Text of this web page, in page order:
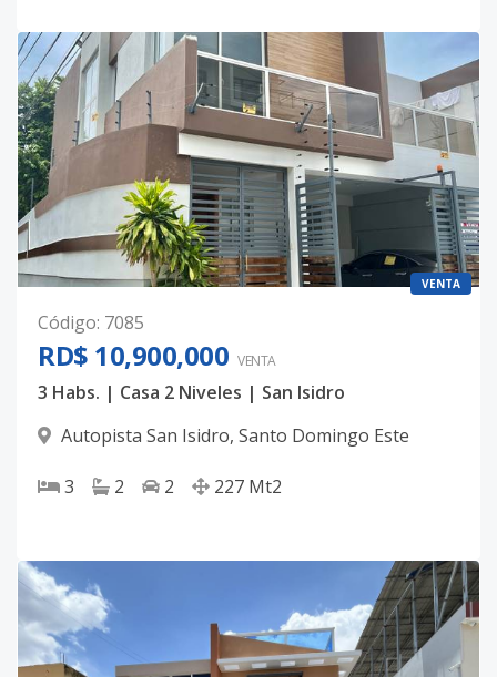
VENTA
Código: 7085
RD$ 10,900,000 VENTA
3 Habs. | Casa 2 Niveles | San Isidro
Autopista San Isidro, Santo Domingo Este
3 2 2 227 Mt2